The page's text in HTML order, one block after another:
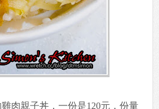
肉親子丼，一份是120元，份量